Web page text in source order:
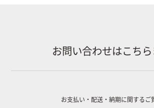
お問い合わせはこちら
お支払い・配送・納期に関するご